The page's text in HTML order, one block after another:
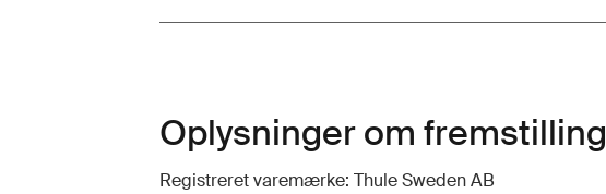
Oplysninger om fremstilling
Registreret varemærke: Thule Sweden AB